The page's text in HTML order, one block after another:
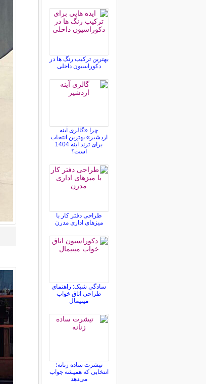
بهترین ترکیب رنگ ها در
دکوراسیون داخلی
چرا «گالری آینه
اردشیر» بهترین انتخاب
برای ترند آینه 1404
است؟
طراحی دفتر کار با
میزهای اداری مدرن
سادگی شیک: راهنمای
طراحی اتاق خواب
مینیمال
تیشرت ساده زنانه؛
انتخابی که همیشه جواب
می‌دهد